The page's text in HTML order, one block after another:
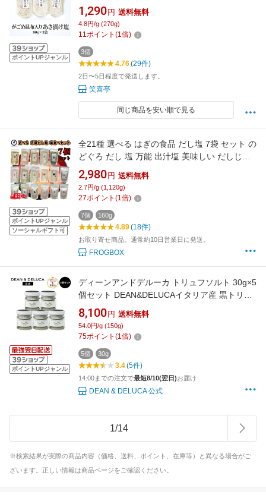
ポイントUPジャンル
はぎの 食品 だし 塩 はぎの食品 漬物 漬け物 浅
漬け きゅうり 白菜 おつけもの
1,290 円 送料無料
4.8円/g (270g)
11ポイント (1倍)
3個
4.76(29件)
2日〜5日程度で発送します。
笑喜亭
同じ商品を安い順で見る
ポイントUPジャンル
ソーシャルギフト可
全21種 選べる はぎの食品 だし塩 7袋 セット の
どぐろ だし 塩 万能 出汁塩 美味しい だしじお
おにぎり 塩むすび 鯛 えび 伊勢海老 鯛だし か
き あごだし塩 あおさ かに しじみ かつお いり
こ はも 甘えび ギフト 調味塩 味くらべ だしし
2,980 円 送料無料
2.7円/g (1,120g)
27ポイント (1倍)
7個 160g
4.89(18件)
お取り寄せ商品。通常約10日営業日に発送。
FROGBOX
ポイントUPジャンル
ディーンアンドデルーカ トリュフソルト 30g×5
個セット DEAN&DELUCAイタリア産 黒トリュ
フ 塩 人気 おしゃれ かわいい ギフト お返し お
祝い 手土産 ご挨拶 お中元 母の日
8,100 円 送料無料
54.0円/g (150g)
75ポイント (1倍)
5個 30g
3.4(5件)
14:00までの注文で最短8/10(翌日)お届け
DEAN & DELUCA 公式
1/14
※検索結果が実際の商品内容（価格、送料、ポイント、在庫等）と異なる場合がご
ざいます。正しい情報は商品ページをご確認ください。